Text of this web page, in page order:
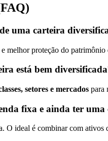
uma carteira
melhor proteção do patrimônio
está bem
setores e mercados para
fixa e ainda ter
O ideal é combinar com